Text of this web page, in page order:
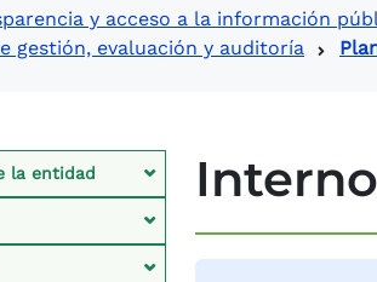
navegación
y acceso a la información
gestión, evaluación y auditoría
Ley de
la entidad Interno